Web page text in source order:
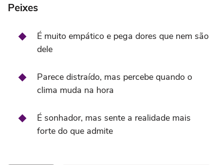
Peixes
É muito empático e pega dores que nem são
dele
Parece distraído, mas percebe quando o
clima muda na hora
É sonhador, mas sente a realidade mais
forte do que admite